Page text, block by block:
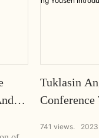
Tuklasin
2023
741 views.